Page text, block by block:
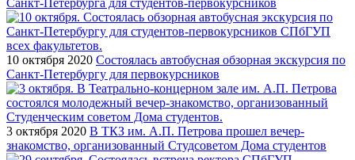
10 октября 2020 Состоялась автобусная обзорная экскурсия по
Санкт-Петербургу для первокурсников
3 октября 2020 В ТКЗ им. А.П. Петрова прошел вечер-
знакомство, организованный Студсоветом Дома студентов